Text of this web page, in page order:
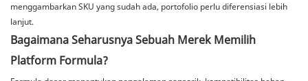
menggambarkan SKU yang sudah ada, portofolio perlu diferensiasi lebih
lanjut.
Bagaimana Seharusnya Sebuah Merek Memilih
Platform Formula?